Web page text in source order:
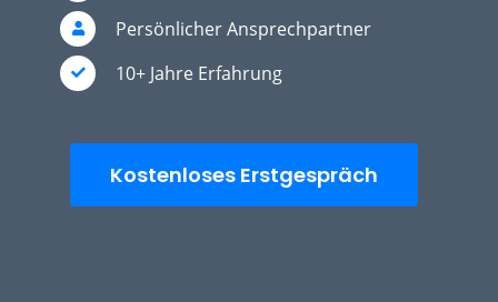
Persönlicher Ansprechpartner
10+ Jahre Erfahrung
Kostenloses Erstgespräch